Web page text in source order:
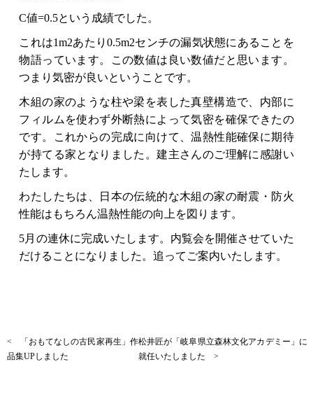
C値=0.5という成績でした。
これは1m2あたり0.5m2センチの漏気状態にあることを
物語っています。この数値は良い数値だと思います。
つまり気密が良いということです。
木組の家のような柱や梁を表した真壁構造で、内部に
フィルムを使わず外断熱によって気密を確保できたの
です。これからの完成に向けて、温熱性能確保に期待
が持てる家となりました。建主さんのご理解に感謝い
たします。
わたしたちは、日本の伝統的な木組の家の耐震・防火
性能はもちろん温熱性能の向上を図ります。
5月の連休に完成いたします。内覧会を開催させていた
だけることになりました。追ってご案内いたします。
< 「おもてなしの古民家再生」作
品集UPしました
松井匠が「岐阜県立森林文化アカデミー」に
就任いたしました >